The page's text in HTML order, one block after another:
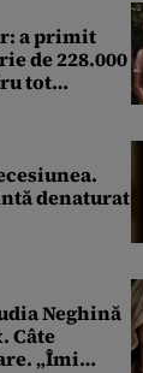
a primit
de 228.000
tot
denaturat
Neghină
Câte
„Îmi